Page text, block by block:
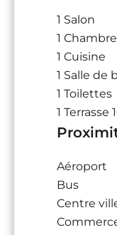
1 Salon
1 Chambre
1 Cuisine
1 Salle de
1 Toilettes
1 Terrasse
Aéroport
Bus
Centre